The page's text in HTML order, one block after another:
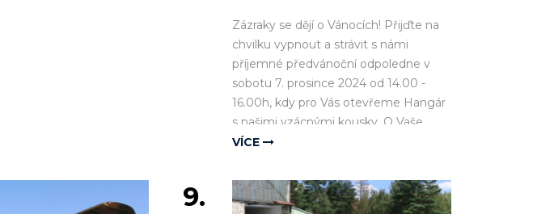
Zázraky se dějí o Vánocích! Přijďte na
chvilku vypnout a strávit s námi
příjemné předvánoční odpoledne v
sobotu 7. prosince 2024 od 14.00 -
16.00h, kdy pro Vás otevřeme Hangár
s našimi vzácnými kousky. O Vaše
děcka se postarají holky z letiště se
kdo ví..,třeba se objeví i...
VÍCE
9.